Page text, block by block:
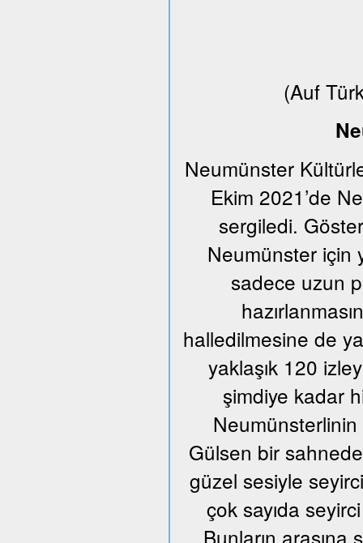
(Auf
Neumünster
Ekim 2021’de
sergiledi.
Neumünster için
sadece uzun
halledilmesine de
yaklaşık 120
şimdiye kadar
Gülsen bir
güzel sesiyle
çok sayıda
Bunların